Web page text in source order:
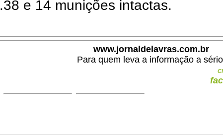
.38 e 14 munições intactas.
www.jornaldelavras.com.br
Para quem leva a informação a